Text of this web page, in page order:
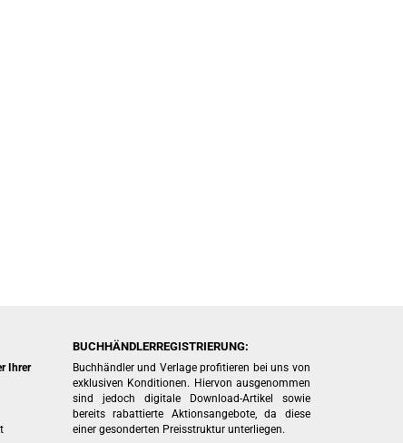
Ihrer
BUCHHÄNDLERREGISTRIERUNG:
Buchhändler und Verlage profitieren bei uns von
exklusiven Konditionen. Hiervon ausgenommen
sind jedoch digitale Download-Artikel sowie
bereits rabattierte Aktionsangebote, da diese
einer gesonderten Preisstruktur unterliegen.